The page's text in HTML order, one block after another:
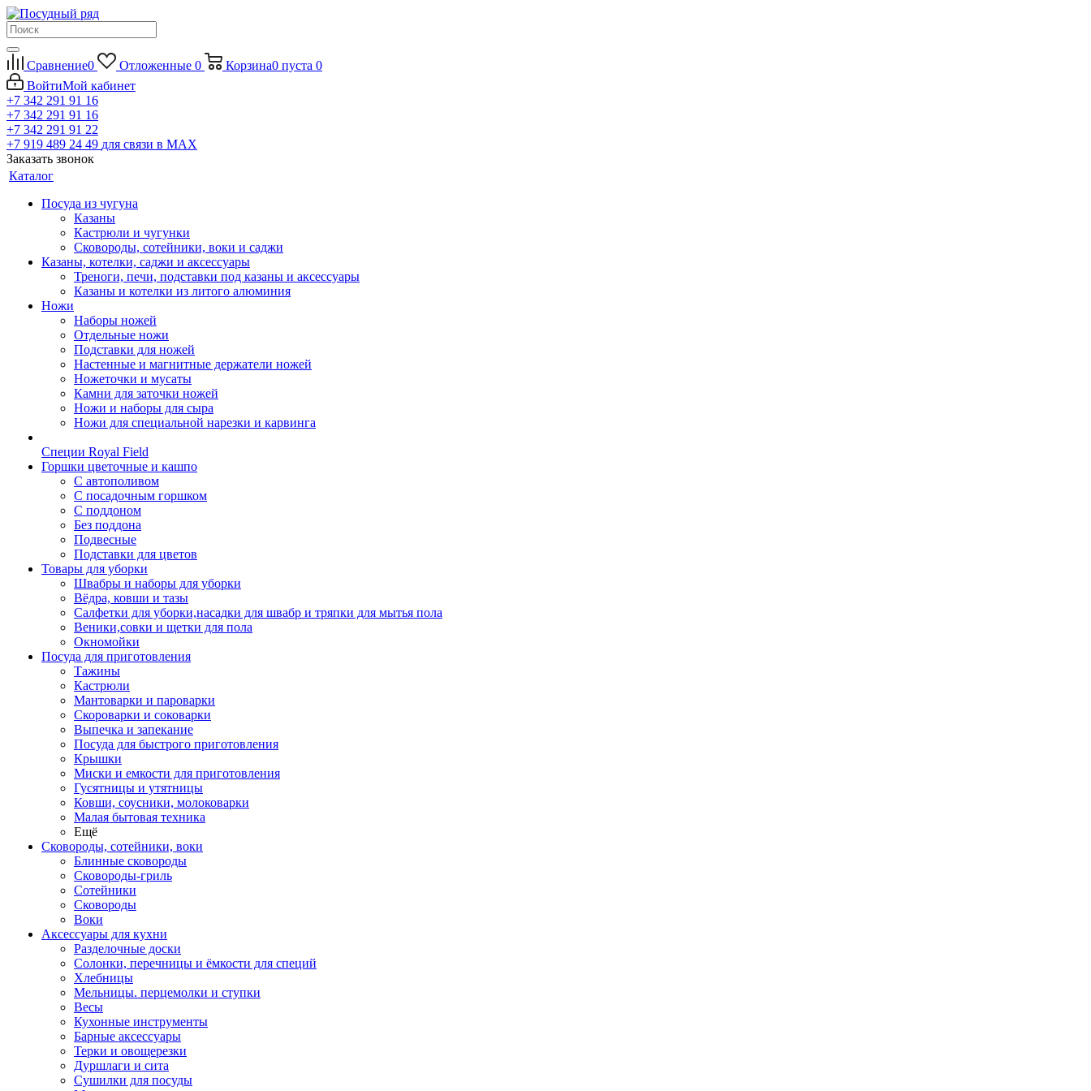
Сравнение0 Отложенные 0 Корзина0 пуста 0
ВойтиМой кабинет
+7 342 291 91 16
+7 342 291 91 16
+7 342 291 91 22
+7 919 489 24 49 для связи в МАХ
Заказать звонок
Каталог
Посуда из чугуна
Казаны
Кастрюли и чугунки
Сковороды, сотейники, воки и саджи
Казаны, котелки, саджи и аксессуары
Треноги, печи, подставки под казаны и аксессуары
Казаны и котелки из литого алюминия
Ножи
Наборы ножей
Отдельные ножи
Подставки для ножей
Настенные и магнитные держатели ножей
Ножеточки и мусаты
Камни для заточки ножей
Ножи и наборы для сыра
Ножи для специальной нарезки и карвинга
Специи Royal Field
Горшки цветочные и кашпо
С автополивом
С посадочным горшком
С поддоном
Без поддона
Подвесные
Подставки для цветов
Товары для уборки
Швабры и наборы для уборки
Вёдра, ковши и тазы
Салфетки для уборки,насадки для швабр и тряпки для мытья пола
Веники,совки и щетки для пола
Окномойки
Посуда для приготовления
Тажины
Кастрюли
Мантоварки и пароварки
Скороварки и соковарки
Выпечка и запекание
Посуда для быстрого приготовления
Крышки
Миски и емкости для приготовления
Гусятницы и утятницы
Ковши, соусники, молоковарки
Малая бытовая техника
Ещё
Сковороды, сотейники, воки
Блинные сковороды
Сковороды-гриль
Сотейники
Сковороды
Воки
Аксессуары для кухни
Разделочные доски
Солонки, перечницы и ёмкости для специй
Хлебницы
Мельницы. перцемолки и ступки
Весы
Кухонные инструменты
Барные аксессуары
Терки и овощерезки
Дуршлаги и сита
Сушилки для посуды